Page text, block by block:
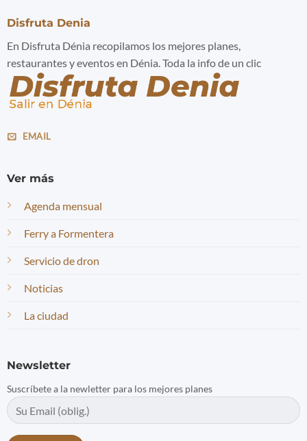
Disfruta Denia
En Disfruta Dénia recopilamos los mejores planes,
restaurantes y eventos en Dénia. Toda la info de un clic
EMAIL
Ver más
Agenda mensual
Ferry a Formentera
Servicio de dron
Noticias
La ciudad
Newsletter
Suscríbete a la newletter para los mejores planes